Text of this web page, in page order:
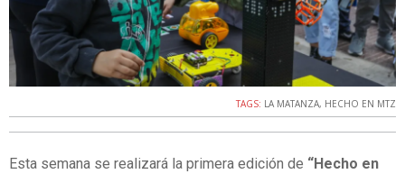
TAGS: LA MATANZA, HECHO EN MTZ
Esta semana se realizará la primera edición de “Hecho en